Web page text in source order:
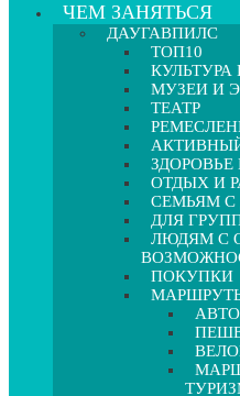
ЧЕМ ЗАНЯТЬСЯ
ДАУГАВПИЛС
ТОП10
КУЛЬТУРА
МУЗЕИ И
ТЕАТР
ЗДОРОВЬЕ
ОТДЫХ И
СЕМЬЯМ С
ДЛЯ
ЛЮДЯМ С
ПОКУПКИ